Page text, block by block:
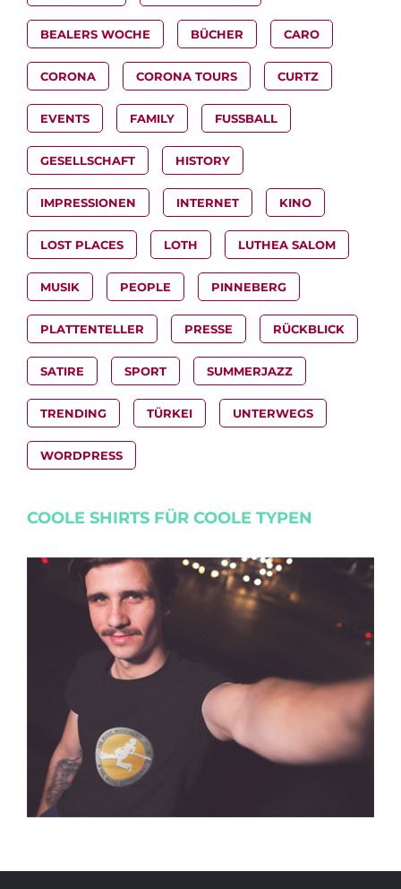
BEALERS WOCHE BÜCHER CARO
CORONA CORONA TOURS CURTZ
EVENTS FAMILY FUSSBALL
GESELLSCHAFT HISTORY
IMPRESSIONEN INTERNET KINO
LOST PLACES LOTH LUTHEA SALOM
MUSIK PEOPLE PINNEBERG
PLATTENTELLER PRESSE RÜCKBLICK
SATIRE SPORT SUMMERJAZZ
TRENDING TÜRKEI UNTERWEGS
WORDPRESS
COOLE SHIRTS FÜR COOLE TYPEN